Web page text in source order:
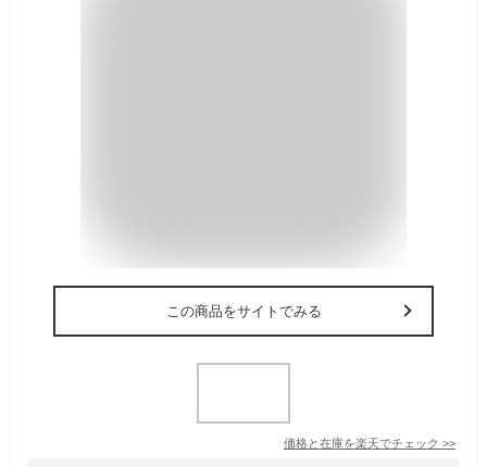
この商品をサイトでみる
価格と在庫を楽天でチェック >>